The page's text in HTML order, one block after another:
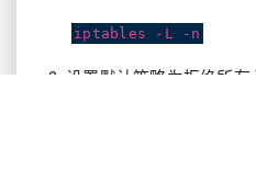
iptables -L -n
设置默认策略为拒绝所有